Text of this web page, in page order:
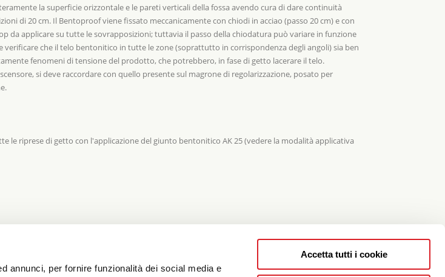
annunci, per fornire funzionalità dei social media e
Accetta tutti i cookie
la superficie orizzontale e le pareti verticali della fossa avendo cura di dare continuità
di 20 cm. Il Bentoproof viene fissato meccanicamente con chiodi in acciao (passo 20 cm) e con
da applicare su tutte le sovrapposizioni; tuttavia il passo della chiodatura può variare in funzione
verificare che il telo bentonitico in tutte le zone (soprattutto in corrispondenza degli angoli) sia ben
fenomeni di tensione del prodotto, che potrebbero, in fase di getto lacerare il telo.
si deve raccordare con quello presente sul magrone di regolarizzazione, posato per
le riprese di getto con l'applicazione del giunto bentonitico AK 25 (vedere la modalità applicativa
(846 kB)